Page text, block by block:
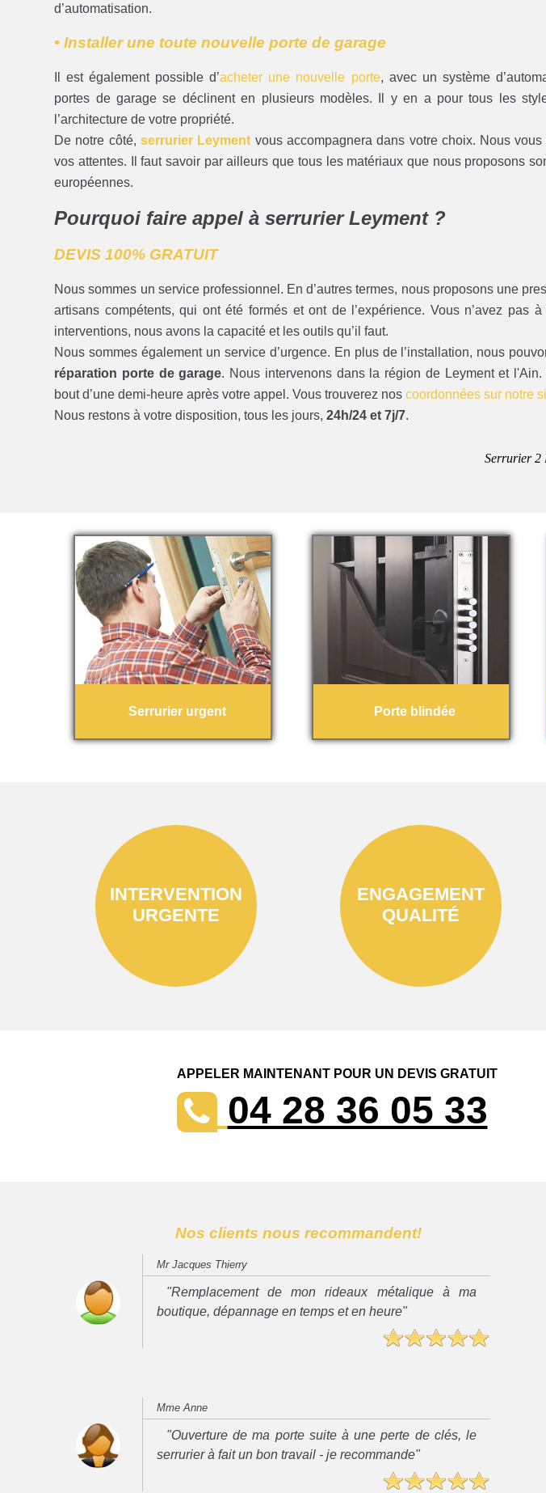
d’automatisation.
• Installer une toute nouvelle porte de garage
Il est également possible d’acheter une nouvelle porte, avec un système
portes de garage se déclinent en plusieurs modèles. Il y en a pour tous les
l’architecture de votre propriété.
De notre côté,serrurier Leyment vous accompagnera dans votre choix. Nous
vos attentes. Il faut savoir par ailleurs que tous les matériaux que nous proposons
européennes.
Pourquoi faire appel à serrurier Leyment ?
DEVIS 100% GRATUIT
Nous sommes un service professionnel. En d’autres termes, nous proposons une
artisans compétents, qui ont été formés et ont de l’expérience. Vous n’avez pas
interventions, nous avons la capacité et les outils qu’il faut.
Nous sommes également un service d’urgence. En plus de l’installation, nous
réparation porte de garage. Nous intervenons dans la région de Leyment et
bout d’une demi-heure après votre appel. Vous trouverez noscoordonnées sur notre
Nous restons à votre disposition, tous les jours,24h/24 et 7j/7.
Serrurier 2
Serrurier urgent Porte blindée
INTERVENTION
URGENTE
ENGAGEMENT
QUALITÉ
APPELER MAINTENANT POUR UN DEVIS GRATUIT
04 28 36 05 33
Nos clients nous recommandent!
Mr Jacques Thierry
"Remplacement de mon rideaux métalique à ma
boutique, dépannage en temps et en heure"
Mme Anne
"Ouverture de ma porte suite à une perte de clés, le
serrurier à fait un bon travail - je recommande"